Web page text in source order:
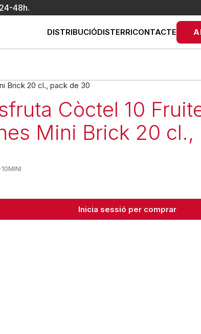
48h.
DISTRIBUCIÓDISTERRICONTACTE
Brick 20 cl., pack de 30
Còctel 10
Mini Brick 20
Inicia sessió per comprar